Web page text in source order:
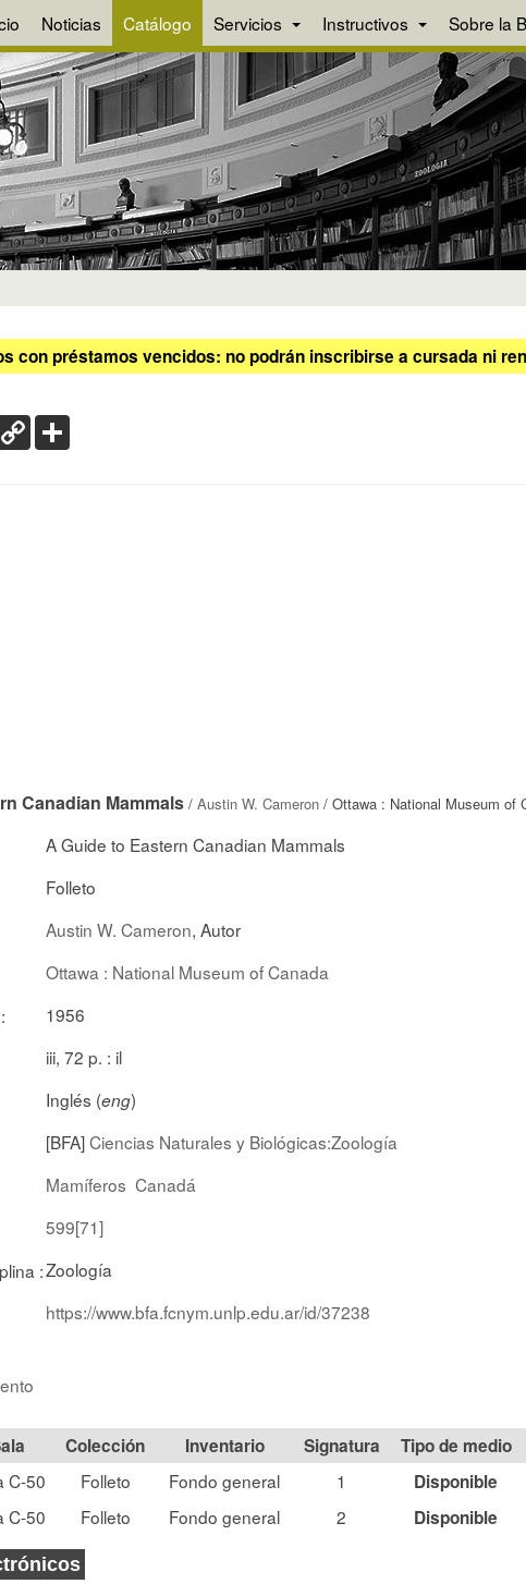
Noticias Catálogo Servicios Instructivos Sobre la
con préstamos vencidos: no podrán inscribirse a cursada ni
Copy
Link
Canadian Mammals / Austin W. Cameron / Ottawa : National Museum of
A Guide to Eastern Canadian Mammals
Folleto
Austin W. Cameron, Autor
Ottawa : National Museum of Canada
1956
iii, 72 p. : il
Inglés (eng)
[BFA]Ciencias Naturales y Biológicas:Zoología
Mamíferos Canadá
599[71]
:Zoología
https://www.bfa.fcnym.unlp.edu.ar/id/37238
Colección Signatura Tipo de medio
C-50 Folleto Fondo general 1
Disponible
C-50 Folleto Fondo general 2 Disponible